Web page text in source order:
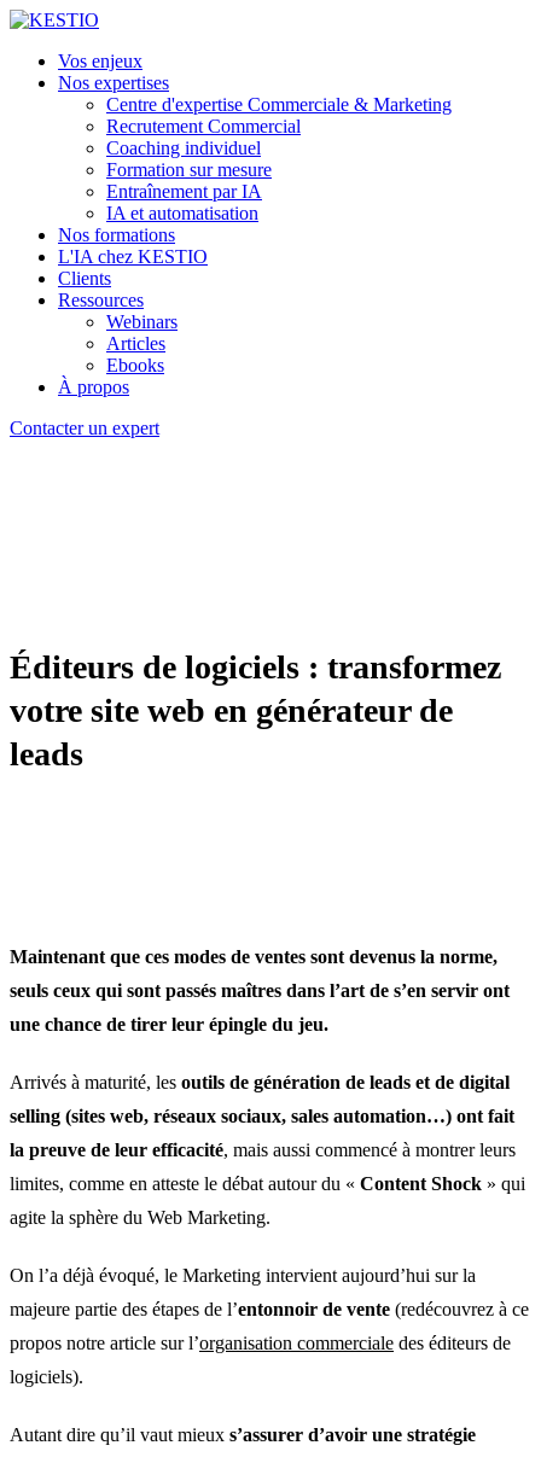
Vos enjeux
Nos expertises
Centre d'expertise Commerciale & Marketing
Recrutement Commercial
Coaching individuel
Formation sur mesure
Entraînement par IA
IA et automatisation
Nos formations
L'IA chez KESTIO
Clients
Ressources
Webinars
Articles
Ebooks
À propos
Contacter un expert
Éditeurs de logiciels : transformez
votre site web en générateur de
leads
Maintenant que ces modes de ventes sont devenus la norme,
seuls ceux qui sont passés maîtres dans l’art de s’en servir ont
une chance de tirer leur épingle du jeu.
Arrivés à maturité, les outils de génération de leads et de digital
selling (sites web, réseaux sociaux, sales automation…) ont fait
la preuve de leur efficacité, mais aussi commencé à montrer leurs
limites, comme en atteste le débat autour du « Content Shock » qui
agite la sphère du Web Marketing.
On l’a déjà évoqué, le Marketing intervient aujourd’hui sur la
majeure partie des étapes de l’entonnoir de vente (redécouvrez à ce
propos notre article sur l’organisation commerciale des éditeurs de
logiciels).
Autant dire qu’il vaut mieux s’assurer d’avoir une stratégie